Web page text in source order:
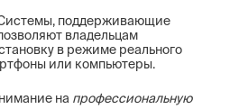
поддерживающие
владельцам
в режиме реального
или компьютеры.
на профессиональную